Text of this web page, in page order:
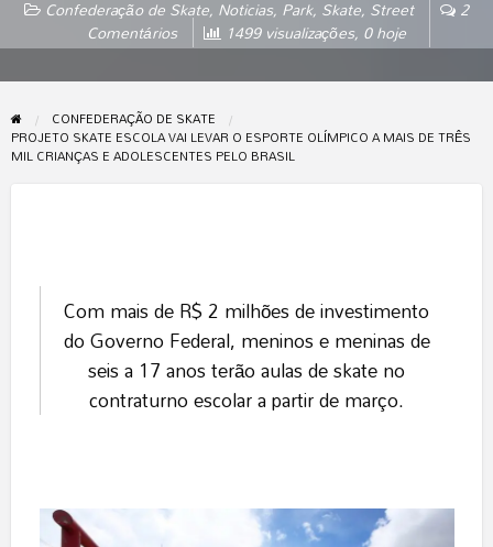
Confederação de Skate, Noticias, Park, Skate, Street 2
Comentários 1499 visualizações, 0 hoje
CONFEDERAÇÃO DE SKATE
PROJETO SKATE ESCOLA VAI LEVAR O ESPORTE OLÍMPICO A MAIS DE TRÊS
MIL CRIANÇAS E ADOLESCENTES PELO BRASIL
Com mais de R$ 2 milhões de investimento
do Governo Federal, meninos e meninas de
seis a 17 anos terão aulas de skate no
contraturno escolar a partir de março.